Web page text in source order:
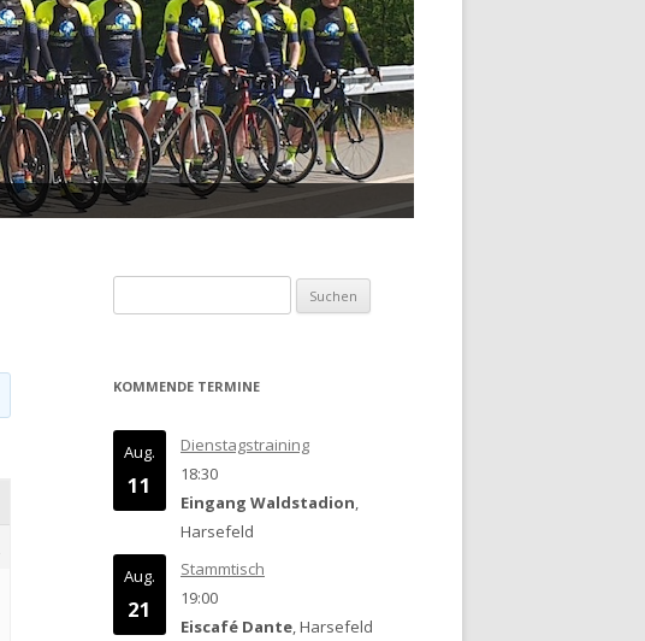
nach:
KOMMENDE TERMINE
Aug.
11
Dienstagstraining
18:30
Eingang Waldstadion,
Harsefeld
Aug.
21
Stammtisch
19:00
Eiscafé Dante, Harsefeld